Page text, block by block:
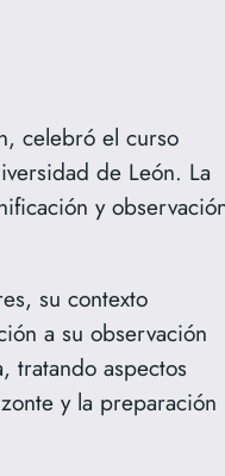
celebró el curso
de León. La
y
su contexto
a su observación
tratando aspectos
y la preparación